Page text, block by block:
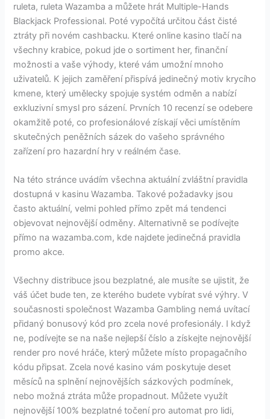
ruleta, ruleta Wazamba a můžete hrát Multiple-Hands
Blackjack Professional. Poté vypočítá určitou část čisté
ztráty při novém cashbacku. Které online kasino tlačí na
všechny krabice, pokud jde o sortiment her, finanční
možnosti a vaše výhody, které vám umožní mnoho
uživatelů. K jejich zaměření přispívá jedinečný motiv krycího
kmene, který umělecky spojuje systém odměn a nabízí
exkluzivní smysl pro sázení. Prvních 10 recenzí se odebere
okamžitě poté, co profesionálové získají věci umístěním
skutečných peněžních sázek do vašeho správného
zařízení pro hazardní hry v reálném čase.
Na této stránce uvádím všechna aktuální zvláštní pravidla
dostupná v kasinu Wazamba. Takové požadavky jsou
často aktuální, velmi pohled přímo zpět má tendenci
objevovat nejnovější odměny. Alternativně se podívejte
přímo na wazamba.com, kde najdete jedinečná pravidla
promo akce.
Všechny distribuce jsou bezplatné, ale musíte se ujistit, že
váš účet bude ten, ze kterého budete vybírat své výhry. V
současnosti společnost Wazamba Gambling nemá uvítací
přidaný bonusový kód pro zcela nové profesionály. I když
ne, podívejte se na naše nejlepší číslo a získejte nejnovější
render pro nové hráče, který můžete místo propagačního
kódu připsat. Zcela nové kasino vám poskytuje deset
měsíců na splnění nejnovějších sázkových podmínek,
nebo možná ztráta může propadnout. Můžete využít
nejnovější 100% bezplatné točení pro automat pro lidi,